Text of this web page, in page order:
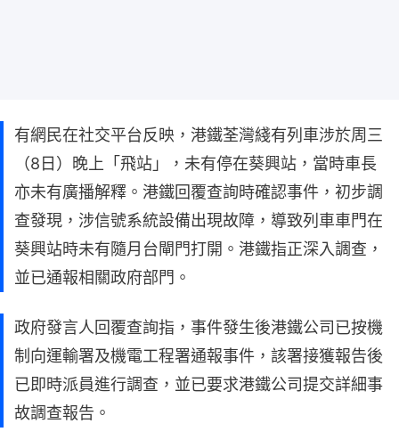
有網民在社交平台反映，港鐵荃灣綫有列車涉於周三
（8日）晚上「飛站」，未有停在葵興站，當時車長
亦未有廣播解釋。港鐵回覆查詢時確認事件，初步調
查發現，涉信號系統設備出現故障，導致列車車門在
葵興站時未有隨月台閘門打開。港鐵指正深入調查，
並已通報相關政府部門。
政府發言人回覆查詢指，事件發生後港鐵公司已按機
制向運輸署及機電工程署通報事件，該署接獲報告後
已即時派員進行調查，並已要求港鐵公司提交詳細事
故調查報告。